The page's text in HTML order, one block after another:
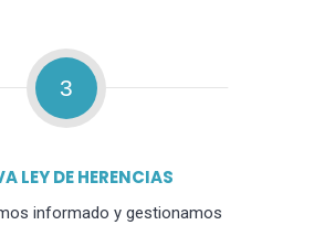
3
LEY DE HERENCIAS
informado y gestionamos